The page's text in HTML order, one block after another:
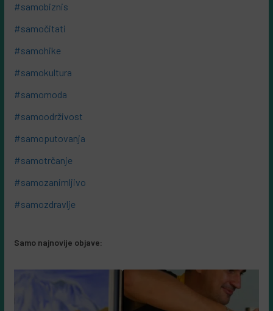
#samobiznis
#samočitati
#samohike
#samokultura
#samomoda
#samoodrživost
#samoputovanja
#samotrčanje
#samozanimljivo
#samozdravlje
Samo najnovije objave: